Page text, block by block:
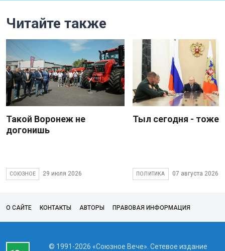
Читайте также
Такой Воронеж не
догонишь
СОЮЗНОЕ 29 июля 2026
Тыл сегодня - тоже
ПОЛИТИКА 07 августа 2026
О САЙТЕ КОНТАКТЫ АВТОРЫ ПРАВОВАЯ ИНФОРМАЦИЯ
© 1991-2026 «Союзное Вече». Сетевое издание